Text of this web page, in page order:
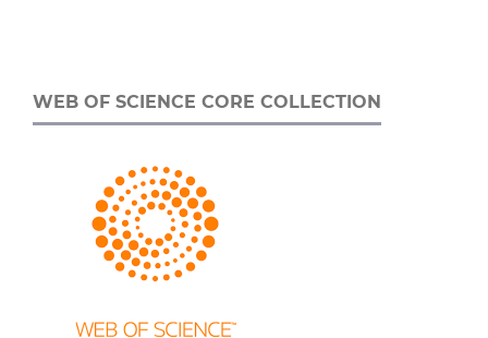
WEB OF SCIENCE CORE COLLECTION